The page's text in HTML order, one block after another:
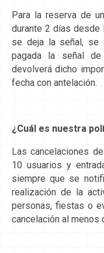
Para la reserva de
durante 2 días desde
se deja la señal, se
pagada la señal
devolverá dicho
fecha con antelación.
¿Cuál es nuestra
Las cancelaciones
10 usuarios y
siempre que se
realización de la
personas, fiestas o
cancelación al menos